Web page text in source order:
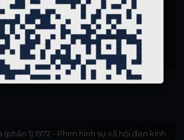
Phưu Lưu Ký 1996
Liu Lang Ji
xem
(phần 1) 1972 - Phim hình sự xã hội đen kinh